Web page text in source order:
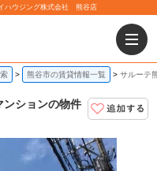
ハウジング株式会社 熊谷店
熊谷市の賃貸情報一覧 サルーテ
ンションの物件